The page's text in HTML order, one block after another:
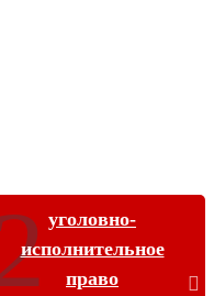
уголовно-
исполнительное
право